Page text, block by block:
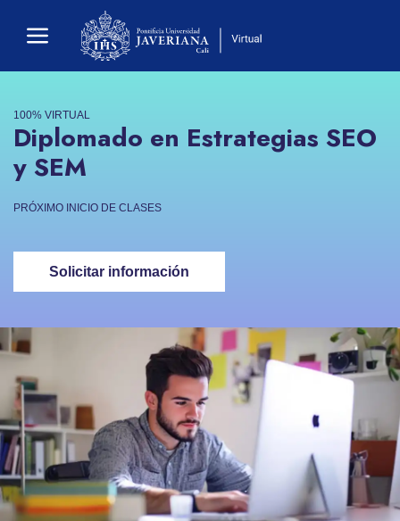
100% VIRTUAL
Diplomado en Estrategias SEO
y SEM
PRÓXIMO INICIO DE CLASES
Solicitar información